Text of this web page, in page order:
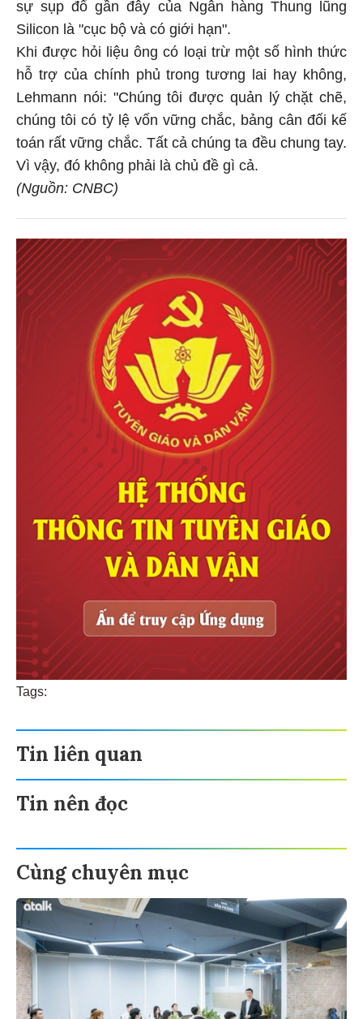
sự sụp đổ gần đây của Ngân hàng Thung lũng
Silicon là "cục bộ và có giới hạn".
Khi được hỏi liệu ông có loại trừ một số hình thức
hỗ trợ của chính phủ trong tương lai hay không,
Lehmann nói: "Chúng tôi được quản lý chặt chẽ,
chúng tôi có tỷ lệ vốn vững chắc, bảng cân đối kế
toán rất vững chắc. Tất cả chúng ta đều chung tay.
Vì vậy, đó không phải là chủ đề gì cả.
(Nguồn: CNBC)
Tags:
Tin liên quan
Tin nên đọc
Cùng chuyên mục